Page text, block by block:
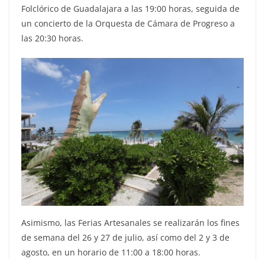
Folclórico de Guadalajara a las 19:00 horas, seguida de
un concierto de la Orquesta de Cámara de Progreso a
las 20:30 horas.
Asimismo, las Ferias Artesanales se realizarán los fines
de semana del 26 y 27 de julio, así como del 2 y 3 de
agosto, en un horario de 11:00 a 18:00 horas.